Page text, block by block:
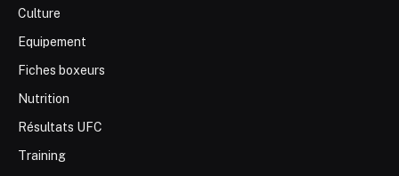
Culture
Equipement
Fiches boxeurs
Nutrition
Résultats UFC
Training